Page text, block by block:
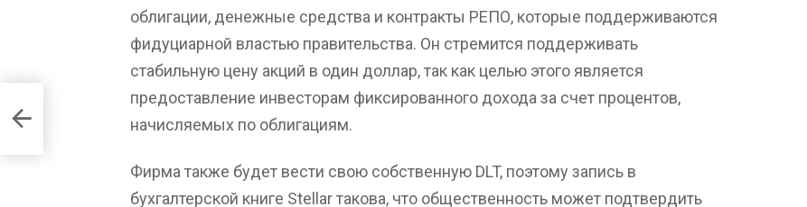
облигации, денежные средства и контракты РЕПО, которые поддерживаются
фидуциарной властью правительства. Он стремится поддерживать
стабильную цену акций в один доллар, так как целью этого является
предоставление инвесторам фиксированного дохода за счет процентов,
начисляемых по облигациям.
Фирма также будет вести свою собственную DLT, поэтому запись в
бухгалтерской книге Stellar такова, что общественность может подтвердить